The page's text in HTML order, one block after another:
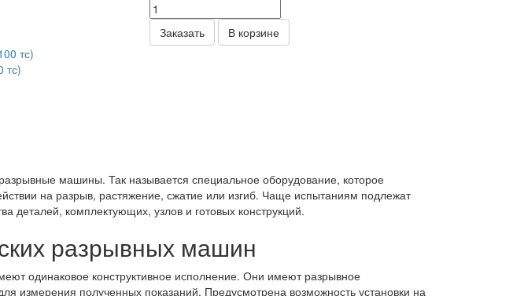
Заказать В корзине
тс)
машины. Так называется специальное оборудование, которое
на разрыв, растяжение, сжатие или изгиб. Чаще испытаниям подлежат
деталей, комплектующих, узлов и готовых конструкций.
разрывных машин
одинаковое конструктивное исполнение. Они имеют разрывное
измерения полученных показаний. Предусмотрена возможность установки на